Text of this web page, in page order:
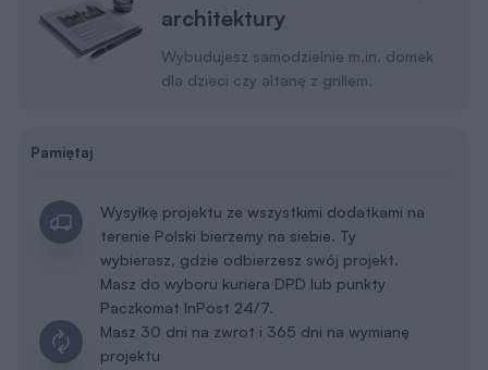
architektury
Wybudujesz samodzielnie m.in. domek
dla dzieci czy altanę z grillem.
Pamiętaj
Wysyłkę projektu ze wszystkimi dodatkami na
terenie Polski bierzemy na siebie. Ty
wybierasz, gdzie odbierzesz swój projekt.
Masz do wyboru kuriera DPD lub punkty
Paczkomat InPost 24/7.
Masz 30 dni na zwrot i 365 dni na wymianę
projektu